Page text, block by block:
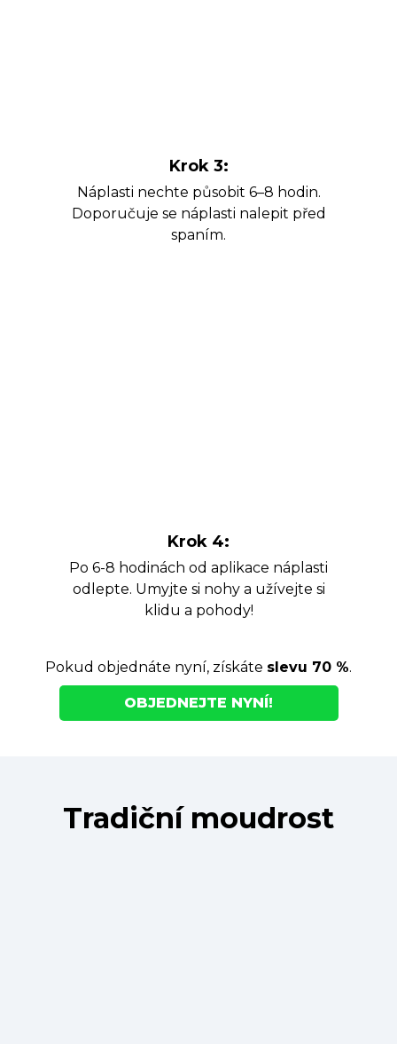
Krok 3:
Náplasti nechte působit 6–8 hodin.
Doporučuje se náplasti nalepit před
spaním.
Krok 4:
Po 6-8 hodinách od aplikace náplasti
odlepte. Umyjte si nohy a užívejte si
klidu a pohody!
Pokud objednáte nyní, získáte slevu 70 %.
OBJEDNEJTE NYNÍ!
Tradiční moudrost